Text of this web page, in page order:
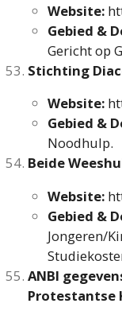
Website:
Gebied &
Gericht op
Stichting
Website:
Gebied &
Noodhulp.
Beide
Website:
Gebied &
Jongeren/
ANBI
Protestantse